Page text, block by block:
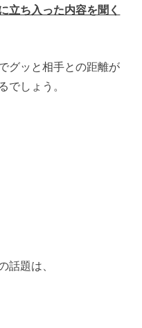
立ち入った内容を聞く
グッと相手との距離が
でしょう。
話題は、